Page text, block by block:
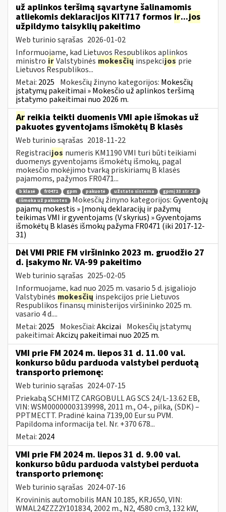
už aplinkos teršimą sąvartyne šalinamomis
atliekomis deklaracijos KIT717 formos ir...jos
užpildymo taisyklių pakeitimo
Web turinio sąrašas 2026-01-02
Informuojame, kad Lietuvos Respublikos aplinkos
ministro irValstybinės mokesčių inspekcijos prie
Lietuvos Respublikos...
Metai: 2025 Mokesčių žinyno kategorijos: Mokesčių
įstatymų pakeitimai » Mokesčio už aplinkos teršimą
įstatymo pakeitimai nuo 2026 m.
Ar reikia teikti duomenis VMI apie išmokas už
pakuotes gyventojams išmokėtų B klasės
Web turinio sąrašas 2018-11-22
Registracijos numeris KM1190 VMI turi būti teikiami
duomenys gyventojams išmokėtų išmokų, pagal
mokesčio mokėjimo tvarką priskiriamų B klasės
pajamoms, pažymos FR0471...
b klasė fr0471 gpm pakuotė užstato sistema
gpmį 33 str 2 d
išmoka už pakuotes
Mokesčių žinyno kategorijos:Gyventojų
pajamų mokestis » Įmonių deklaracijų ir pažymų
teikimas VMI ir gyventojams (V skyrius) » Gyventojams
išmokėtų B klasės išmokų pažyma FR0471 (iki 2017-12-
31)
Dėl VMI PRIE FM viršininko 2023 m. gruodžio 27
d. įsakymo Nr. VA-99 pakeitimo
Web turinio sąrašas 2025-02-05
Informuojame, kad nuo 2025 m. vasario 5 d. įsigaliojo
Valstybinės mokesčių inspekcijos prie Lietuvos
Respublikos finansų ministerijos viršininko 2025 m.
vasario 4 d....
Metai: 2025 Mokesčiai:Akcizai Mokesčių įstatymų
pakeitimai:Akcizų pakeitimai nuo 2025 m.
VMI prie FM 2024 m. liepos 31 d. 11.00 val.
konkurso būdu parduoda valstybei perduotą
transporto priemonę:
Web turinio sąrašas 2024-07-15
Priekabą SCHMITZ CARGOBULL AG SCS 24/L-13.62 EB,
VIN: WSM00000003139998, 2011 m., O4-, pilka, (SDK) –
PPTMECTT. Pradinė kaina 7139,00 Eur su PVM.
Papildoma informacija tel. Nr. +370 678...
Metai: 2024
VMI prie FM 2024 m. liepos 31 d. 9.00 val.
konkurso būdu parduoda valstybei perduota
transporto priemonę:
Web turinio sąrašas 2024-07-16
Krovininis automobilis MAN 10.185, KRJ650, VIN:
WMAL24ZZZ2Y101834, 2002 m., N2, 4580 cm3, 132 kW,